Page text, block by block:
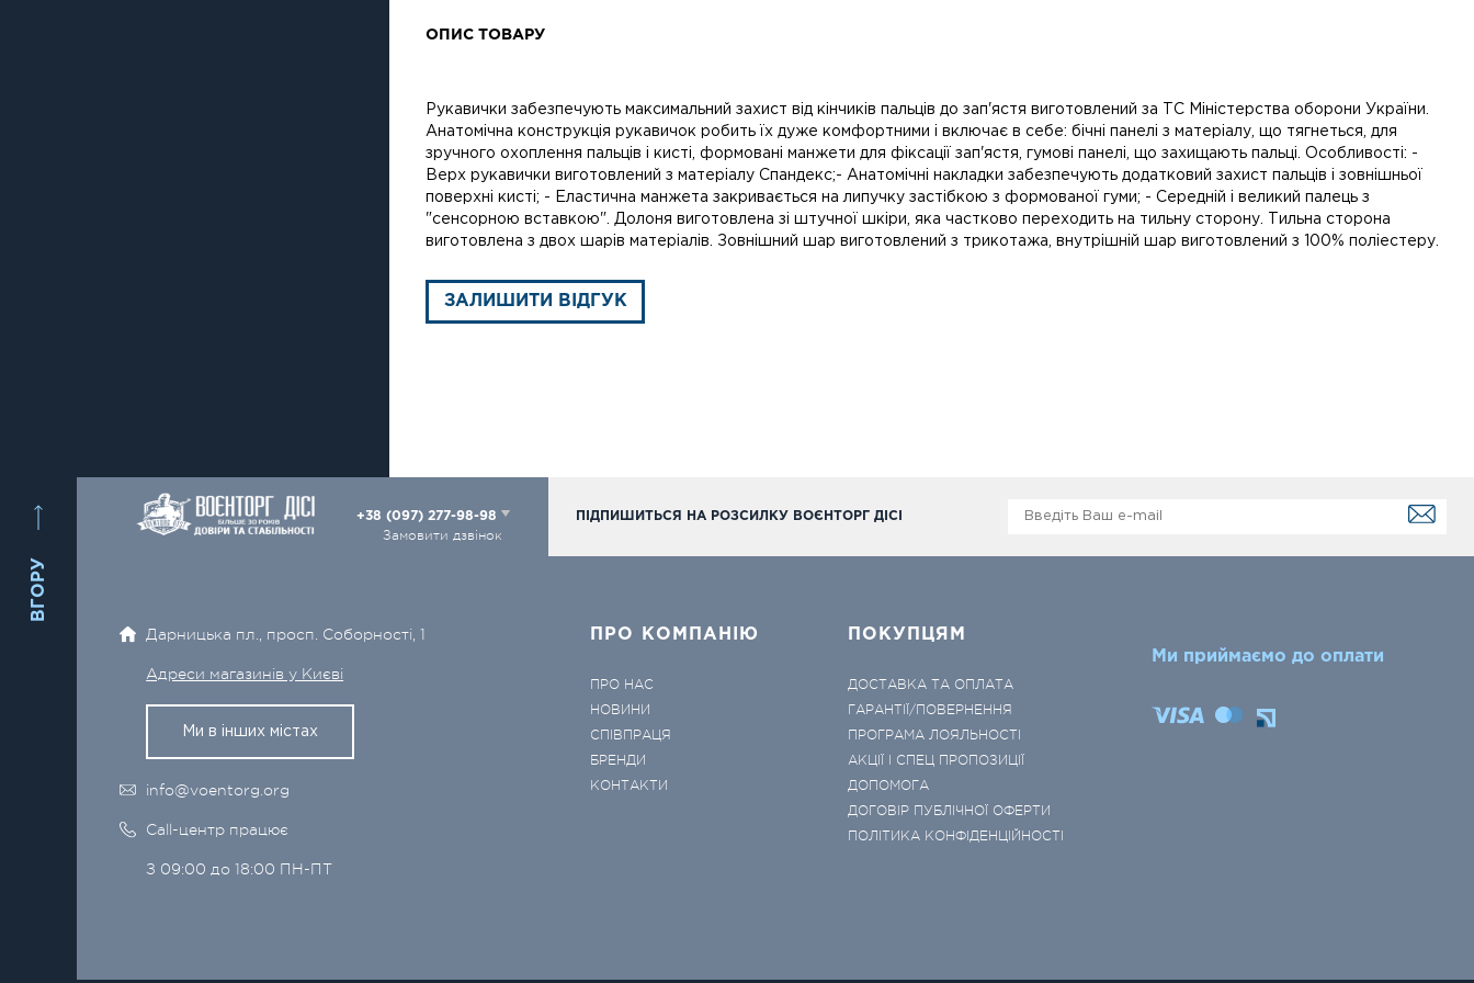
ОПИС ТОВАРУ
Рукавички забезпечують максимальний захист від кінчиків пальців до зап'ястя виготовлений за ТС Міністерства оборони України.
Анатомічна конструкція рукавичок робить їх дуже комфортними і включає в себе: бічні панелі з матеріалу, що тягнеться, для
зручного охоплення пальців і кисті, формовані манжети для фіксації зап'ястя, гумові панелі, що захищають пальці. Особливості: -
Верх рукавички виготовлений з матеріалу Спандекс;- Анатомічні накладки забезпечують додатковий захист пальців і зовнішньої
поверхні кисті; - Еластична манжета закривається на липучку застібкою з формованої гуми; - Середній і великий палець з
"сенсорною вставкою". Долоня виготовлена зі штучної шкіри, яка частково переходить на тильну сторону. Тильна сторона
виготовлена з двох шарів матеріалів. Зовнішний шар виготовлений з трикотажа, внутрішній шар виготовлений з 100% поліестеру.
ЗАЛИШИТИ ВІДГУК
ВГОРУ
+38 (097) 277-98-98
Замовити дзвінок
ПІДПИШИТЬСЯ НА РОЗСИЛКУ ВОЄНТОРГ ДІСІ
Дарницька пл., просп. Соборності, 1
Адреси магазинів у Києві
Ми в інших містах
info@voentorg.org
Call-центр працює
З 09:00 до 18:00 ПН-ПТ
ПРО КОМПАНІЮ
ПРО НАС
НОВИНИ
СПІВПРАЦЯ
БРЕНДИ
КОНТАКТИ
ПОКУПЦЯМ
ДОСТАВКА ТА ОПЛАТА
ГАРАНТІЇ/ПОВЕРНЕННЯ
ПРОГРАМА ЛОЯЛЬНОСТІ
АКЦІЇ І СПЕЦ ПРОПОЗИЦІЇ
ДОПОМОГА
ДОГОВІР ПУБЛІЧНОЇ ОФЕРТИ
ПОЛІТИКА КОНФІДЕНЦІЙНОСТІ
Ми приймаємо до оплати